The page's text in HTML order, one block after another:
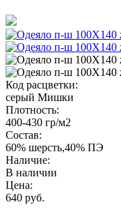
Код расцветки:
серый Мишки
Плотность:
400-430 гр/м2
Состав:
60% шерсть,40% ПЭ
Наличие:
В наличии
Цена:
640 руб.